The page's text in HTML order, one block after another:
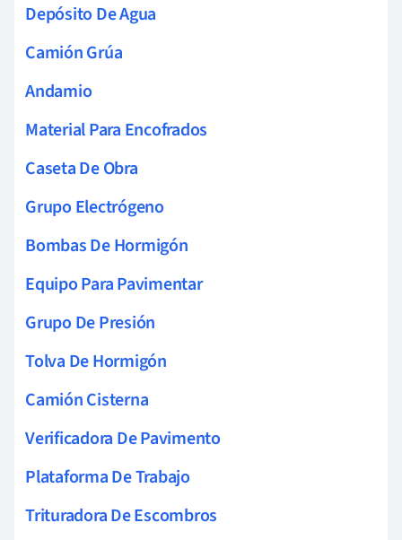
Depósito De Agua
Camión Grúa
Andamio
Material Para Encofrados
Caseta De Obra
Grupo Electrógeno
Bombas De Hormigón
Equipo Para Pavimentar
Grupo De Presión
Tolva De Hormigón
Camión Cisterna
Verificadora De Pavimento
Plataforma De Trabajo
Trituradora De Escombros